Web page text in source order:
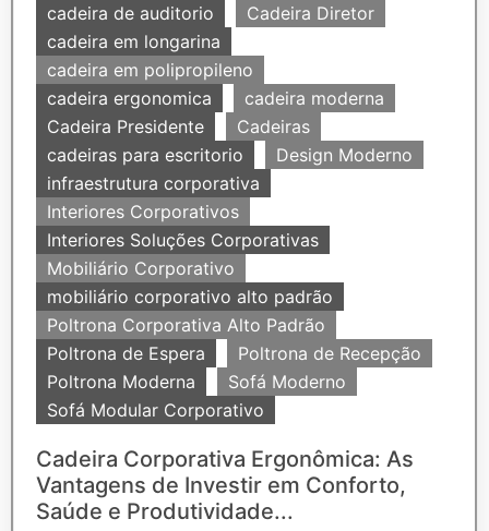
cadeira de auditorio
Cadeira Diretor
cadeira em longarina
cadeira em polipropileno
cadeira ergonomica
cadeira moderna
Cadeira Presidente
Cadeiras
cadeiras para escritorio
Design Moderno
infraestrutura corporativa
Interiores Corporativos
Interiores Soluções Corporativas
Mobiliário Corporativo
mobiliário corporativo alto padrão
Poltrona Corporativa Alto Padrão
Poltrona de Espera
Poltrona de Recepção
Poltrona Moderna
Sofá Moderno
Sofá Modular Corporativo
Cadeira Corporativa Ergonômica: As
Vantagens de Investir em Conforto,
Saúde e Produtividade...